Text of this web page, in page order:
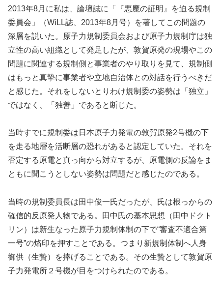
2013年8月に私は、論壇誌に「『悪魔の証明』を迫る規制
委員会」（WiLL誌、2013年8月号）を著してこの問題の
深層を説いた。原子力規制委員会および原子力規制庁は独
立性の高い組織として発足したが、敦賀原発の現場やこの
問題に関連する規制側と事業者のやり取りを見て、規制側
はもっと真摯に事業者や立地自治体との対話を行うべきだ
と感じた。それをしないとりわけ規制委の姿勢は「独立」
ではなく、「独善」であると断じた。
当時すでに規制委は日本原子力発電の敦賀原発2号機の下
を走る地層を活断層の恐れがあると認定していた。それを
否定する原電と真っ向から対立するが、原電側の反論をま
ともに聞こうとしない姿勢は問題だと感じたのである。
当時の規制委員長は田中俊一氏だったが、氏は根っからの
確信的反原発人物である。田中氏の基本思想（田中ドクト
リン）は新生なった原子力規制体制の下で“審査不適合第
一号”の烙印を押すことである。つまり新規制体制へ人身
御供（生贄）を捧げることである。その生贄として敦賀原
子力発電所２号機が目をつけられたのである。